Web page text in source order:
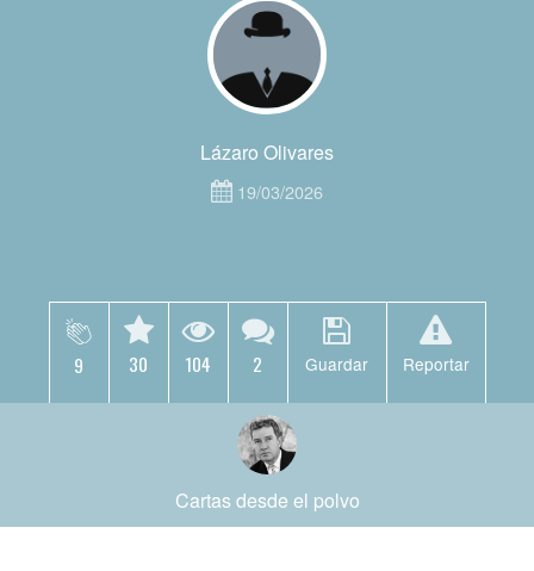
Lázaro Olivares
19/03/2026
9 30 104 2 Guardar Reportar
Cartas desde el polvo